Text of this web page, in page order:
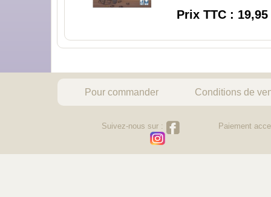
Prix TTC : 19,95
Pour commander Conditions de
Suivez-nous sur : Paiement